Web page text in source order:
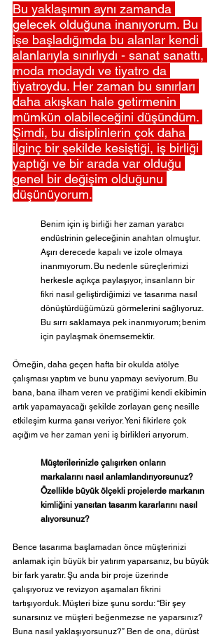
Bu yaklaşımın aynı zamanda
gelecek olduğuna inanıyorum. Bu
işe başladığımda bu alanlar kendi
alanlarıyla sınırlıydı - sanat sanattı,
moda modaydı ve tiyatro da
tiyatroydu. Her zaman bu sınırları
daha akışkan hale getirmenin
mümkün olabileceğini düşündüm.
Şimdi, bu disiplinlerin çok daha
ilginç bir şekilde kesiştiği, iş birliği
yaptığı ve bir arada var olduğu
genel bir değişim olduğunu
düşünüyorum.
Benim için iş birliği her zaman yaratıcı
endüstrinin geleceğinin anahtarı olmuştur.
Aşırı derecede kapalı ve izole olmaya
inanmıyorum. Bu nedenle süreçlerimizi
herkesle açıkça paylaşıyor, insanların bir
fikri nasıl geliştirdiğimizi ve tasarıma nasıl
dönüştürdüğümüzü görmelerini sağlıyoruz.
Bu sırrı saklamaya pek inanmıyorum; benim
için paylaşmak önemsemektir.
Örneğin, daha geçen hafta bir okulda atölye
çalışması yaptım ve bunu yapmayı seviyorum. Bu
bana, bana ilham veren ve pratiğimi kendi ekibimin
artık yapamayacağı şekilde zorlayan genç nesille
etkileşim kurma şansı veriyor. Yeni fikirlere çok
açığım ve her zaman yeni iş birlikleri arıyorum.
Müşterilerinizle çalışırken onların
markalarını nasıl anlamlandırıyorsunuz?
Özellikle büyük ölçekli projelerde markanın
kimliğini yansıtan tasarım kararlarını nasıl
alıyorsunuz?
Bence tasarıma başlamadan önce müşterinizi
anlamak için büyük bir yatırım yaparsanız, bu büyük
bir fark yaratır. Şu anda bir proje üzerinde
çalışıyoruz ve revizyon aşamaları fikrini
tartışıyorduk. Müşteri bize şunu sordu: “Bir şey
sunarsınız ve müşteri beğenmezse ne yaparsınız?
Buna nasıl yaklaşıyorsunuz?” Ben de ona, dürüst